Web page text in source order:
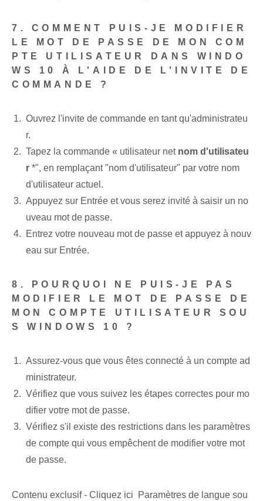
7. COMMENT PUIS-JE MODIFIER
LE MOT DE PASSE DE MON COM
PTE UTILISATEUR DANS WINDO
WS 10 À L'AIDE DE L'INVITE DE
COMMANDE ?
Ouvrez l'invite de commande en tant qu'administrateu
r.
Tapez la commande « utilisateur net nom d'utilisateu
r *", en remplaçant "nom d'utilisateur" par votre nom
d'utilisateur actuel.
Appuyez sur Entrée et vous serez invité à saisir un no
uveau mot de passe.
Entrez votre nouveau mot de passe et appuyez à nouv
eau sur Entrée.
8. POURQUOI NE PUIS-JE PAS
MODIFIER LE MOT DE PASSE DE
MON COMPTE UTILISATEUR SOU
S WINDOWS 10 ?
Assurez-vous que vous êtes connecté à un compte ad
ministrateur.
Vérifiez que vous suivez les étapes correctes pour mo
difier votre mot de passe.
Vérifiez s'il existe des restrictions dans les paramètres
de compte qui vous empêchent de modifier votre mot
de passe.
Contenu exclusif - Cliquez ici Paramètres de langue sou